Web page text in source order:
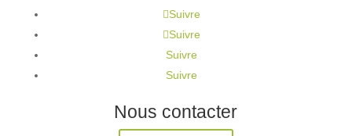
Suivre
Suivre
Suivre
Suivre
Nous contacter